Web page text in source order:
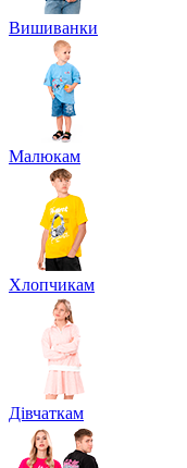
Вишиванки
Малюкам
Хлопчикам
Дівчаткам